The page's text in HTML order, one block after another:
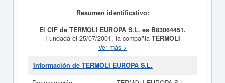
Resumen identificativo:
El CIF de TERMOLI EUROPA S.L. es B83064451.
Fundada el 25/07/2001, la compañia TERMOLI
tiene como finalidad LA
CONSTRUCCION DE PARQUES EOLICOS EN ESPANA
Y EN EL EXTRANJERO, LA PRESTACION DE
TECNOLOGIA. . Su categoría CNAE es 7120 - Ensayos
Ver más >
Información de TERMOLI EUROPA S.L.